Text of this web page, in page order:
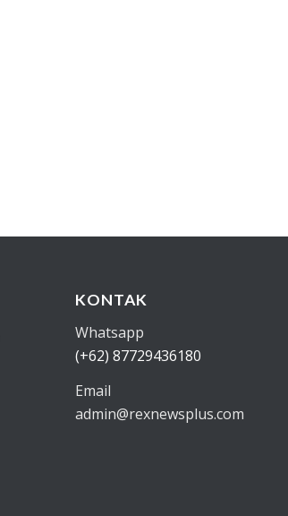
KONTAK
Whatsapp
(+62) 87729436180
Email
admin@rexnewsplus.com